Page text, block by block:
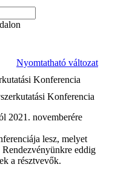
Nyomtatható változat
Konferencia
2021. novemberére
lesz, melyet
eddig
a résztvevők.